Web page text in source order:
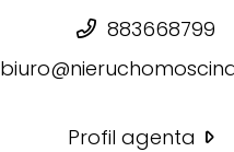
883668799
Profil agenta